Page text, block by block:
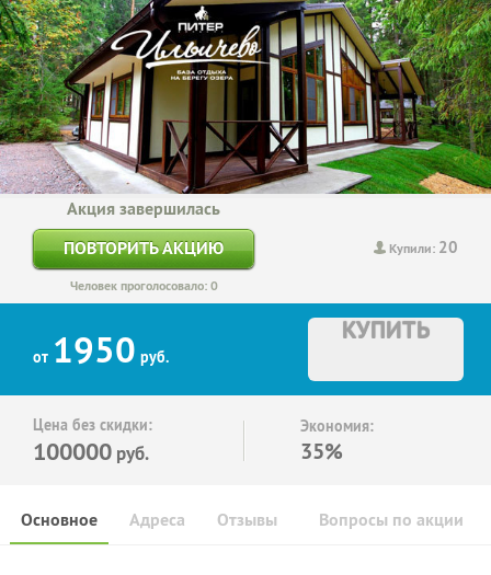
Купили: 20
Акция завершилась
ПОВТОРИТЬ АКЦИЮ
Человек проголосовало: 0
от 1950 руб.
КУПИТЬ
Цена без скидки:
100000 руб.
Экономия:
35%
Основное Отзывы Вопросы по акции
Адреса